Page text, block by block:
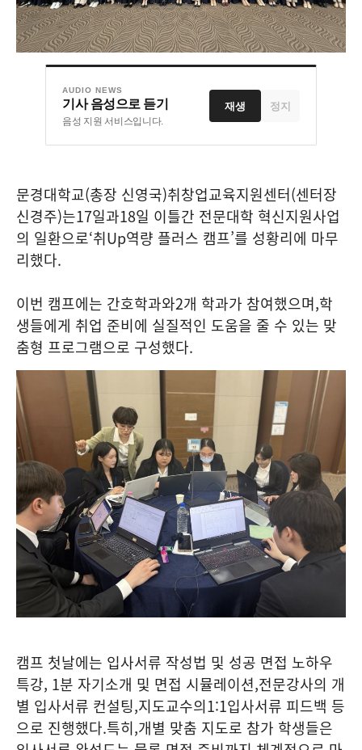
AUDIO NEWS
기사 음성으로 듣기
음성 지원 서비스입니다.
재생 정지
문경대학교(총장 신영국)취창업교육지원센터(센터장
신경주)는17일과18일 이틀간 전문대학 혁신지원사업
의 일환으로‘취Up역량 플러스 캠프’를 성황리에 마무
리했다.
이번 캠프에는 간호학과와2개 학과가 참여했으며,학
생들에게 취업 준비에 실질적인 도움을 줄 수 있는 맞
춤형 프로그램으로 구성했다.
캠프 첫날에는 입사서류 작성법 및 성공 면접 노하우
특강, 1분 자기소개 및 면접 시뮬레이션,전문강사의 개
별 입사서류 컨설팅,지도교수의1:1입사서류 피드백 등
으로 진행했다.특히,개별 맞춤 지도로 참가 학생들은